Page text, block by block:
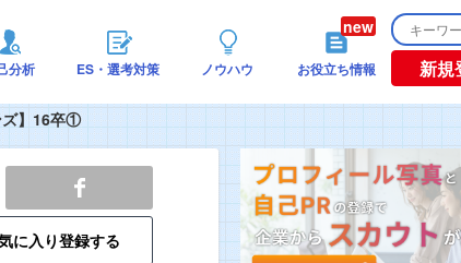
分析 ES・選考対策 ノウハウ お役立ち情報 新規
ズ】16卒①
に入り登録する